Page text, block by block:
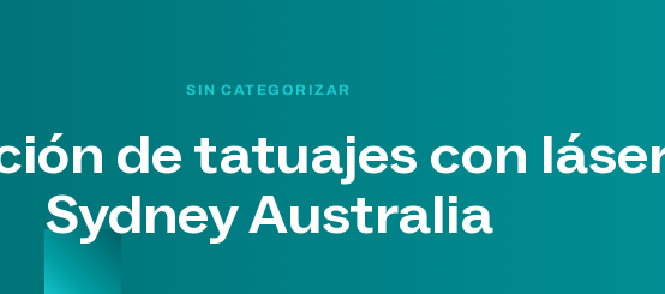
SIN CATEGORIZAR
de tatuajes con
Sydney Australia